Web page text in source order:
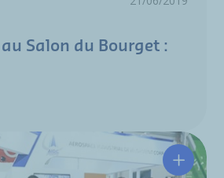
Salon du Bourget :
AIDC